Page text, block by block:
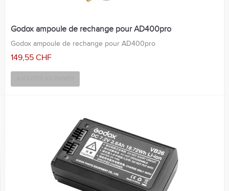
Godox ampoule de rechange pour AD400pro
Godox ampoule de rechange pour AD400pro
149,55 CHF